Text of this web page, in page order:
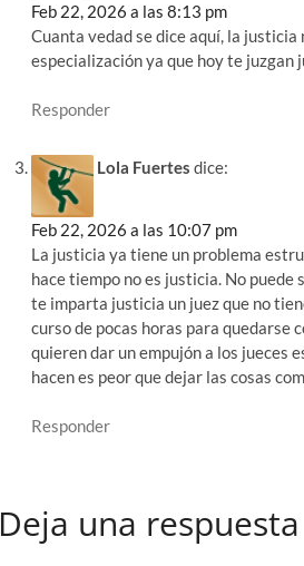
Feb 22, 2026 a las 8:13 pm
Cuanta vedad se dice aquí, la
especialización ya que hoy te juzgan
Responder
Lola Fuertes dice:
Feb 22, 2026 a las 10:07 pm
La justicia ya tiene un problema
hace tiempo no es justicia. No puede
te imparta justicia un juez que no
curso de pocas horas para quedarse
quieren dar un empujón a los jueces
hacen es peor que dejar las cosas
Responder
Deja una respuesta